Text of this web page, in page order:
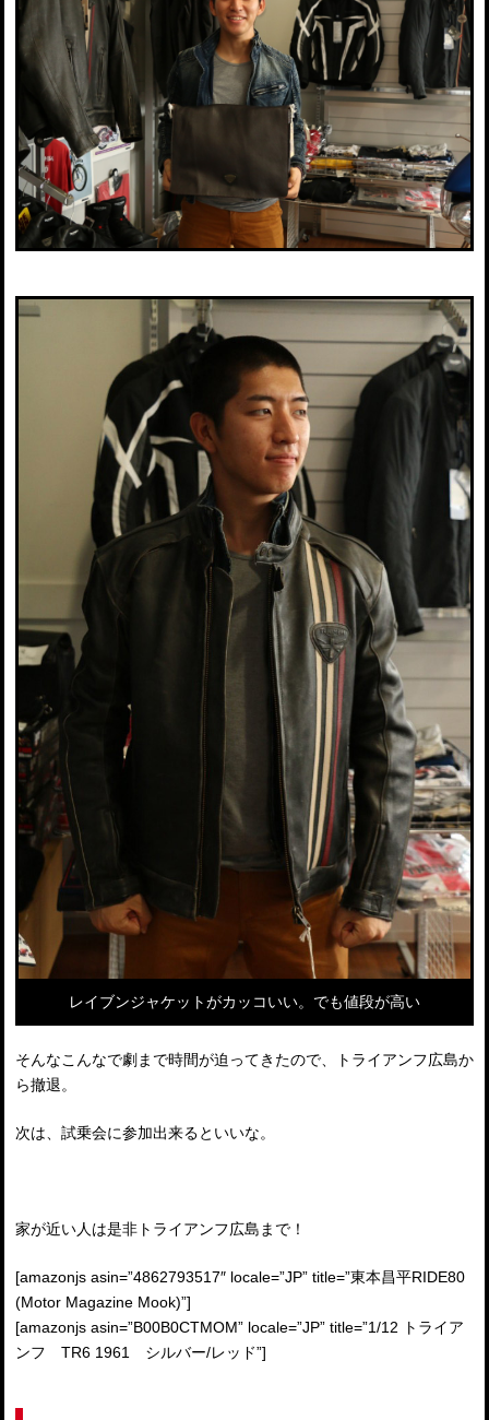
レイブンジャケットがカッコいい。でも値段が高い
そんなこんなで劇まで時間が迫ってきたので、トライアンフ広島か
ら撤退。
次は、試乗会に参加出来るといいな。
家が近い人は是非トライアンフ広島まで！
[amazonjs asin=”4862793517″ locale=”JP” title=”東本昌平RIDE80
(Motor Magazine Mook)”]
[amazonjs asin=”B00B0CTMOM” locale=”JP” title=”1/12 トライア
ンフ TR6 1961 シルバー/レッド”]